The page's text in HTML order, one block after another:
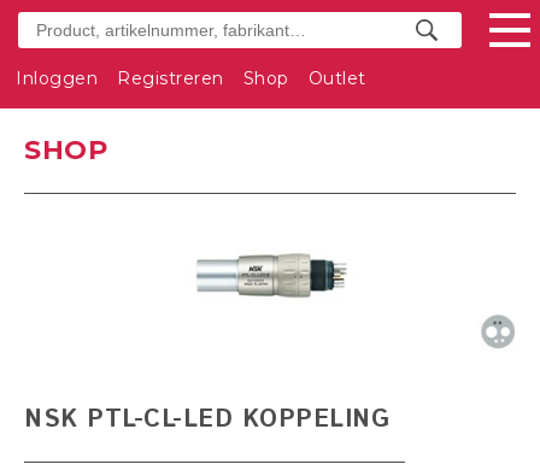
Inloggen Registreren Shop Outlet
SHOP
NSK PTL-CL-LED KOPPELING